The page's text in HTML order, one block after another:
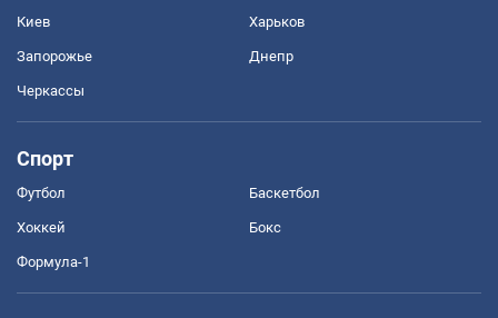
Киев Харьков
Запорожье Днепр
Черкассы
Спорт
Футбол Баскетбол
Хоккей Бокс
Формула-1